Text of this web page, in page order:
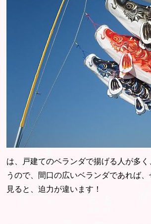
は、戸建てのベランダで揚げる人が多
うので、間口の広いベランダであれば
見ると、迫力が違います！